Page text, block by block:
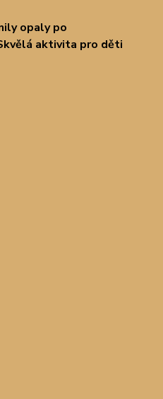
opaly po
aktivita pro děti